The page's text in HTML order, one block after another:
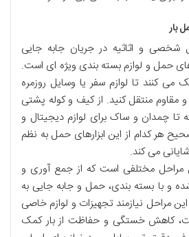
بار
شخصی و اثاثیه در جریان جابه جایی
حمل و لوازم بسته بندی ویژه ای است.
می کنند تا لوازم سفریا وسایل روزمره
مقاوم منتقل کنید. ازکیف وکوله پشتی
تا چمدان و ساکبرای لوازم دیجیتال و
هر کدام از این ابزارهای حمل به نظم
می کند.
مراحل مختلفی است که از جمع آوری و
و با بسته بندی، حمل و جابه جایی به
مراحل نیازمند تجهیزات و لوازم خاصی
،کاهش خستگی و حفاظت از بارکمک